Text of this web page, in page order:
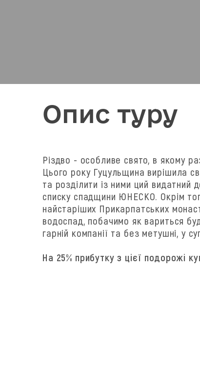
Опис туру
Різдво - особливе свято, в якому
Цього року Гуцульщина вирішила
та розділити із ними ций видатний
списку спадщини ЮНЕСКО. Окрім
найстаріших Прикарпатських
водоспад, побачимо як вариться
гарній компанії та без метушні, у
На 25% прибутку з цієї подорожі